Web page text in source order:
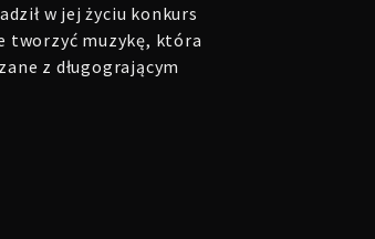
w jej życiu konkurs
tworzyć muzykę, która
z długogrającym